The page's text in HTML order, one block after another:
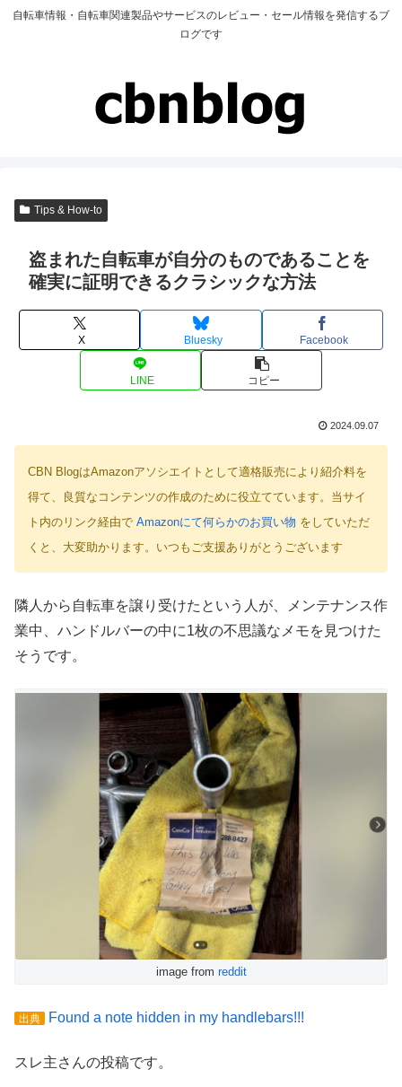
自転車情報・自転車関連製品やサービスのレビュー・セール情報を発信するブ
ログです
Tips & How-to
盗まれた自転車が自分のものであることを
確実に証明できるクラシックな方法
X Bluesky Facebook
LINE コピー
2024.09.07
CBN BlogはAmazonアソシエイトとして適格販売により紹介料を
得て、良質なコンテンツの作成のために役立てています。当サイ
ト内のリンク経由で Amazonにて何らかのお買い物 をしていただ
くと、大変助かります。いつもご支援ありがとうございます
隣人から自転車を譲り受けたという人が、メンテナンス作
業中、ハンドルバーの中に1枚の不思議なメモを見つけた
そうです。
image from reddit
出典 Found a note hidden in my handlebars!!!
スレ主さんの投稿です。